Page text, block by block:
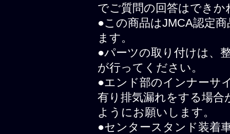
でご質問の回答はでき
●この商品はJMCA認定
ます。
●パーツの取り付けは、
が行ってください。
●エンド部のインナーサ
有り排気漏れをする場
ようにお願いします。
●センタースタンド装着